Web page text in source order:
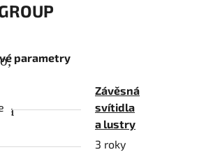
a
parametry
Závěsná
svítidla
a lustry
3 roky